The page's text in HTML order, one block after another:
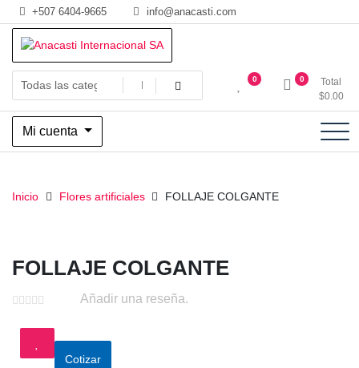
Saltar
al
contenido
+507 6404-9665 info@anacasti.com
Anacasti Internacional SA
Ventas de productos al por mayor de flores y plantas. juguetes,
navidad, religioso y adornos
0 0
Total
$0.00
Mi cuenta
Inicio Flores artificiales FOLLAJE COLGANTE
FOLLAJE COLGANTE
Añadir una reseña.
Cotizar